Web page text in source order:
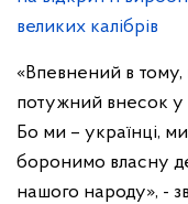
«Впевнений в тому,
потужний внесок у
Бо ми – українці,
боронимо власну
нашого народу», -